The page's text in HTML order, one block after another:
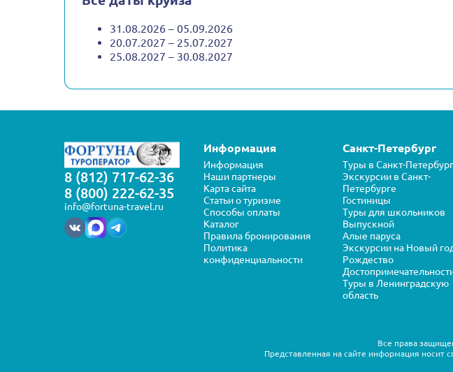
31.08.2026 – 05.09.2026
20.07.2027 – 25.07.2027
25.08.2027 – 30.08.2027
8 (812) 717-62-36
8 (800) 222-62-35
info@fortuna-travel.ru
Информация
Информация
Наши партнеры
Карта сайта
Статьи о туризме
Способы оплаты
Каталог
Правила бронирования
Политика
конфиденциальности
Санкт-Петербург
Туры в Санкт-Петербург
Экскурсии в Санкт-
Петербурге
Гостиницы
Туры для школьников
Выпускной
Алые паруса
Экскурсии на Новый
Рождество
Туры в Ленинградскую
область
Все права
Представленная на сайте информация носит